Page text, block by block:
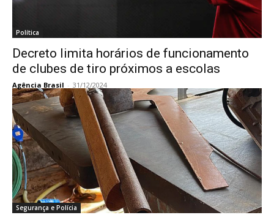
Política
Decreto limita horários de funcionamento
de clubes de tiro próximos a escolas
Agência Brasil - 31/12/2024
Segurança e Polícia